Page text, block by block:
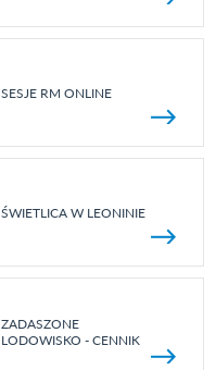
SESJE RM ONLINE
ŚWIETLICA W LEONINIE
ZADASZONE
LODOWISKO - CENNIK